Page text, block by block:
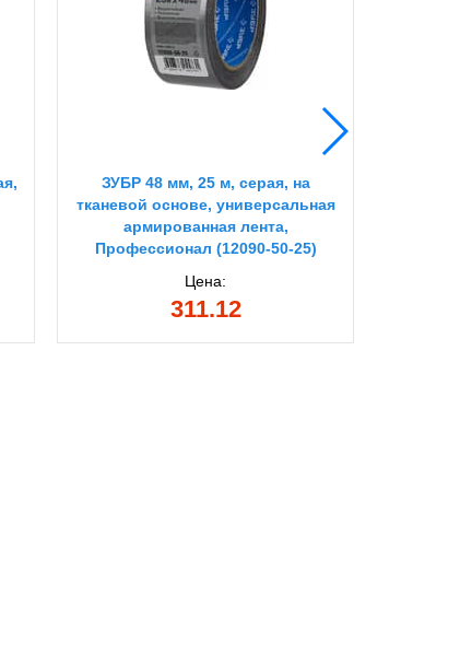
ЗУБР 48 мм, 25 м, серая, на
тканевой основе, универсальная
армированная лента,
Профессионал (12090-50-25)
Цена:
311.12